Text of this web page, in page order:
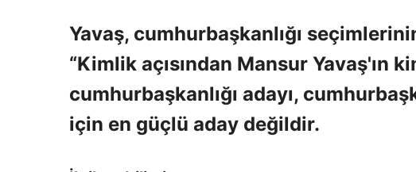
Yavaş, cumhurbaşkanlığı
“Kimlik açısından Mansur Yavaş'ın
cumhurbaşkanlığı adayı,
için en güçlü aday değildir.